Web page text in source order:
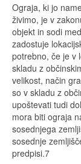
Ograja, ki jo
živimo, je v
objekt in sodi
zadostuje
potrebno, če je v
skladu z
velikost, način
so v skladu z
upoštevati tudi
mora biti ograja
sosednjega
sosednje
predpisi.7